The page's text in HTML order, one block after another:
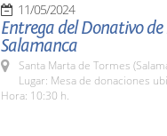
11/05/2024
Entrega del Donativo
Salamanca
Santa Marta de Tormes
Lugar: Mesa de donaciones
Hora: 10:30 h.